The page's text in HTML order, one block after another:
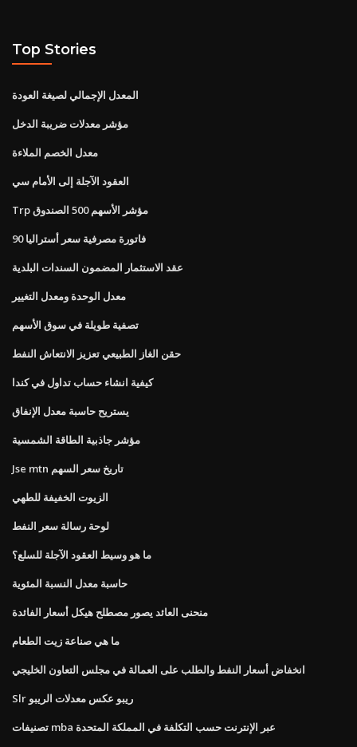
Top Stories
المعدل الإجمالي لصيغة العودة
مؤشر معدلات ضريبة الدخل
معدل الخصم الملاءة
العقود الآجلة إلى الأمام سي
Trp مؤشر الأسهم 500 الصندوق
90 فاتورة مصرفية سعر أستراليا
عقد الاستثمار المضمون السندات البلدية
معدل الوحدة ومعدل التغيير
تصفية طويلة في سوق الأسهم
حقن الغاز الطبيعي تعزيز الانتعاش النفط
كيفية انشاء حساب تداول في كندا
يستريح حاسبة معدل الإنفاق
مؤشر جاذبية الطاقة الشمسية
Jse mtn تاريخ سعر السهم
الزيوت الخفيفة للطهي
لوحة رسالة سعر النفط
ما هو وسيط العقود الآجلة للسلع؟
حاسبة معدل النسبة المئوية
منحنى العائد يصور مصطلح هيكل أسعار الفائدة
ما هي صناعة زيت الطعام
انخفاض أسعار النفط والطلب على العمالة في مجلس التعاون الخليجي
Slr ريبو عكس معدلات الريبو
تصنيفات mba عبر الإنترنت حسب التكلفة في المملكة المتحدة